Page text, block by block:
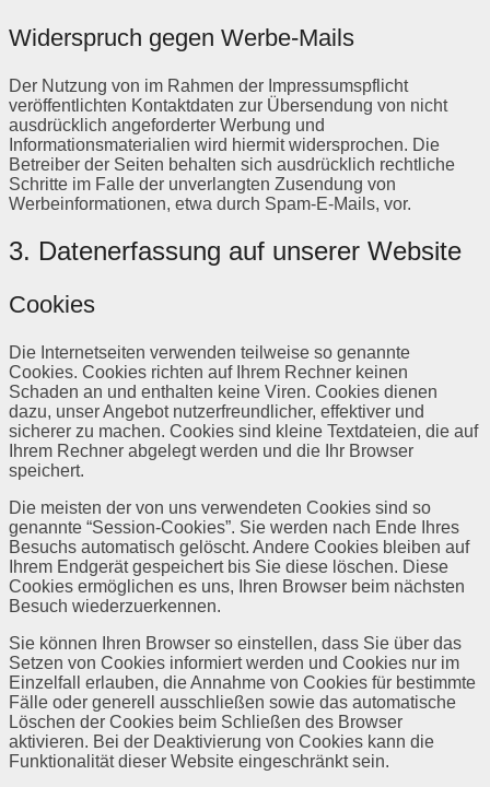
Widerspruch gegen Werbe-Mails
Der Nutzung von im Rahmen der Impressumspflicht
veröffentlichten Kontaktdaten zur Übersendung von nicht
ausdrücklich angeforderter Werbung und
Informationsmaterialien wird hiermit widersprochen. Die
Betreiber der Seiten behalten sich ausdrücklich rechtliche
Schritte im Falle der unverlangten Zusendung von
Werbeinformationen, etwa durch Spam-E-Mails, vor.
3. Datenerfassung auf unserer Website
Cookies
Die Internetseiten verwenden teilweise so genannte
Cookies. Cookies richten auf Ihrem Rechner keinen
Schaden an und enthalten keine Viren. Cookies dienen
dazu, unser Angebot nutzerfreundlicher, effektiver und
sicherer zu machen. Cookies sind kleine Textdateien, die auf
Ihrem Rechner abgelegt werden und die Ihr Browser
speichert.
Die meisten der von uns verwendeten Cookies sind so
genannte “Session-Cookies”. Sie werden nach Ende Ihres
Besuchs automatisch gelöscht. Andere Cookies bleiben auf
Ihrem Endgerät gespeichert bis Sie diese löschen. Diese
Cookies ermöglichen es uns, Ihren Browser beim nächsten
Besuch wiederzuerkennen.
Sie können Ihren Browser so einstellen, dass Sie über das
Setzen von Cookies informiert werden und Cookies nur im
Einzelfall erlauben, die Annahme von Cookies für bestimmte
Fälle oder generell ausschließen sowie das automatische
Löschen der Cookies beim Schließen des Browser
aktivieren. Bei der Deaktivierung von Cookies kann die
Funktionalität dieser Website eingeschränkt sein.